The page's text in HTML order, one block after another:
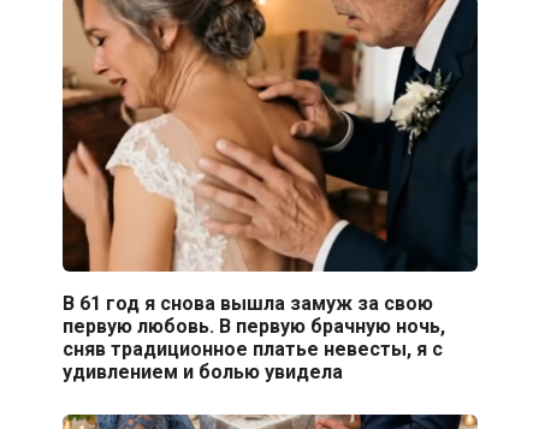
В 61 год я снова вышла замуж за свою
первую любовь. В первую брачную ночь,
сняв традиционное платье невесты, я с
удивлением и болью увидела